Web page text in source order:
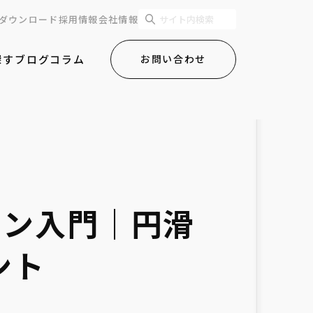
ウンロード採用情報会社情報
ブログコラム お問い合わせ
入門｜円滑